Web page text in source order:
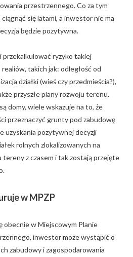
przestrzennego. Co za tym
się latami, a inwestor nie ma
będzie pozytywna.
ryzyko takiej
takich jak: odległość od
działki (wieś czy przedmieścia?),
przyszłe plany rozwoju terenu.
domy, wiele wskazuje na to, że
przeznaczyć grunty pod zabudowę
uzyskania pozytywnej decyzji
rolnych zlokalizowanych na
z czasem i tak zostają przejęte
w MPZP
obecnie w Miejscowym Planie
inwestor może wystąpić o
zabudowy i zagospodarowania